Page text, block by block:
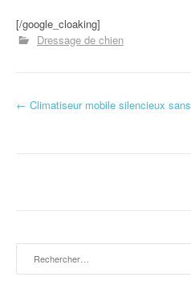
[/google_cloaking]
Dressage de chien
Navigation d'article
← Climatiseur mobile silencieux